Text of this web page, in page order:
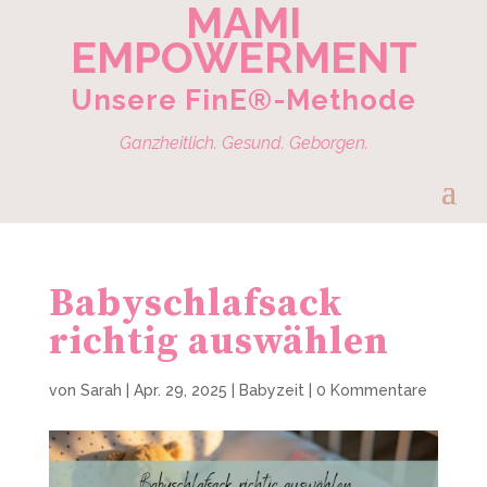
MAMI
EMPOWERMENT
Unsere FinE®-Methode
Ganzheitlich. Gesund. Geborgen.
Babyschlafsack
richtig auswählen
von Sarah Apr. 29, 2025 Babyzeit 0 Kommentare